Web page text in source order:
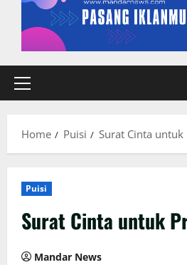
Primary
Home Puisi Surat Cinta untuk
Puisi
Surat Cinta untuk
Mandar News